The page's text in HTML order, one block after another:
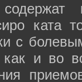
ката
с
и во